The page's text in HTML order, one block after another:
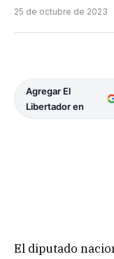
25 de octubre de 2023
Agregar El
Libertador en
El diputado